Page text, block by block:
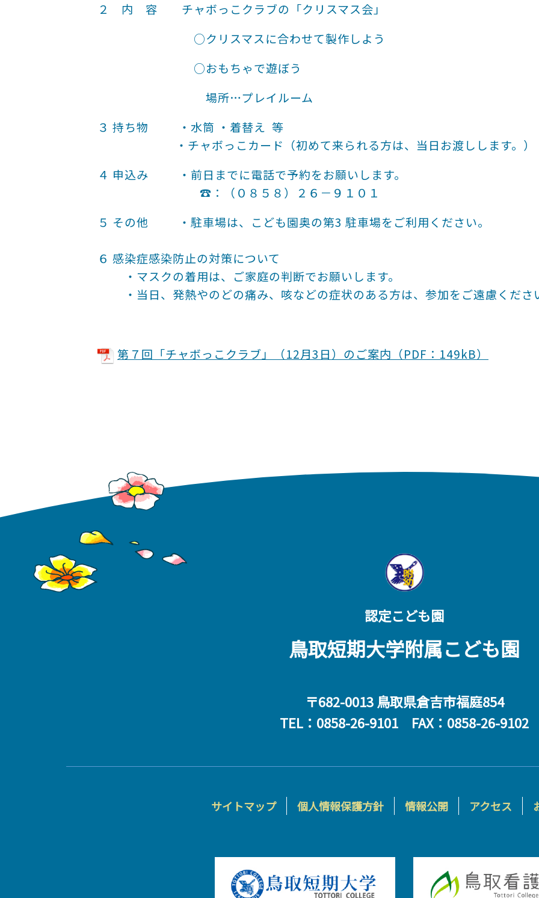
２ 内 容 チャボっこクラブの「クリスマス会」
○クリスマスに合わせて製作しよう
○おもちゃで遊ぼう
場所…プレイルーム
３ 持ち物 ・水筒 ・着替え 等
・チャボっこカード（初めて来られる方は、当日お渡しします。）
４ 申込み ・前日までに電話で予約をお願いします。
☎：（０８５８）２６－９１０１
５ その他 ・駐車場は、こども園奥の第3 駐車場をご利用ください。
６ 感染症感染防止の対策について
・マスクの着用は、ご家庭の判断でお願いします。
・当日、発熱やのどの痛み、咳などの症状のある方は、参加をご遠慮くださ
第７回「チャボっこクラブ」（12月3日）のご案内（PDF：149kB）
認定こども園
鳥取短期大学附属こども園
〒682-0013 鳥取県倉吉市福庭854
TEL：0858-26-9101 FAX：0858-26-9102
サイトマップ 個人情報保護方針 情報公開 アクセス